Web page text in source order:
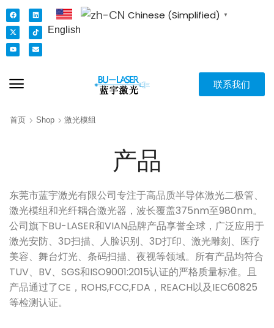
English
Chinese (Simplified) ▼
联系我们
首页 Shop 激光模组
产品
东莞市蓝宇激光有限公司专注于高品质半导体激光二极管、
激光模组和光纤耦合激光器，波长覆盖375nm至980nm。
公司旗下BU-LASER和VIAN品牌产品享誉全球，广泛应用于
激光安防、3D扫描、人脸识别、3D打印、激光雕刻、医疗
美容、舞台灯光、条码扫描、夜视等领域。所有产品均符合
TUV、BV、SGS和ISO9001:2015认证的严格质量标准。且
产品通过了CE，ROHS,FCC,FDA，REACH以及IEC60825
等检测认证。